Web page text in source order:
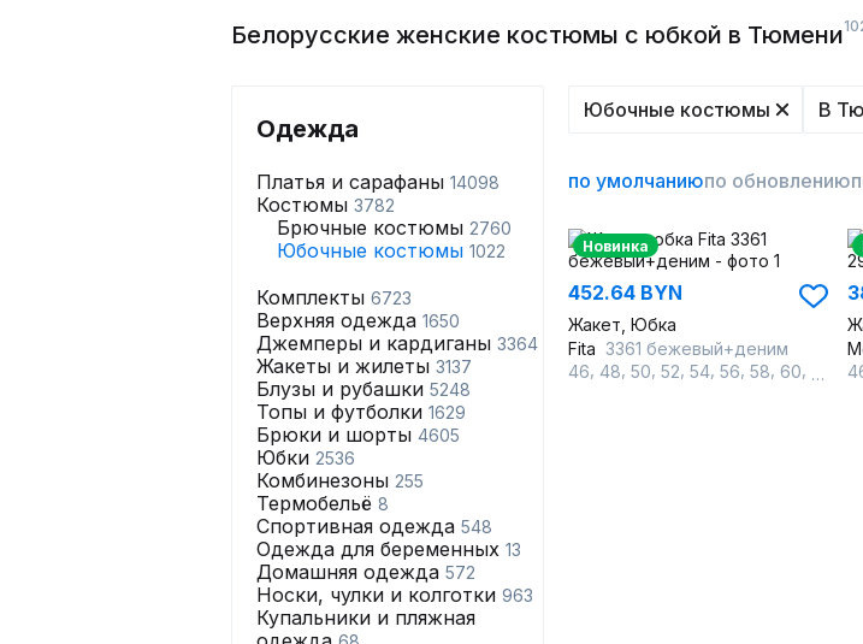
Белорусские женские костюмы с юбкой в Тюмени
Одежда
Платья и сарафаны 14098
Костюмы 3782
Брючные костюмы 2760
Юбочные костюмы 1022
Комплекты 6723
Верхняя одежда 1650
Джемперы и кардиганы 3364
Жакеты и жилеты 3137
Блузы и рубашки 5248
Топы и футболки 1629
Брюки и шорты 4605
Юбки 2536
Комбинезоны 255
Термобельё 8
Спортивная одежда 548
Одежда для беременных 13
Домашняя одежда 572
Носки, чулки и колготки 963
Купальники и пляжная
Юбочные костюмы В
по умолчаниюпо обновлению
Новинка
452.64 BYN
Жакет, Юбка
Fita 3361 бежевый+деним
46 48 50 52 54 56 58 60